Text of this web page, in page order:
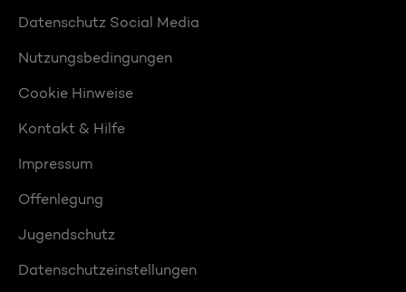
Datenschutz Social Media
Nutzungsbedingungen
Cookie Hinweise
Kontakt & Hilfe
Impressum
Offenlegung
Jugendschutz
Datenschutzeinstellungen